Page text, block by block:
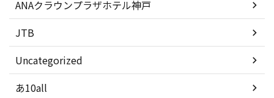
ANAクラウンプラザホテル神戸
JTB
Uncategorized
あ10all